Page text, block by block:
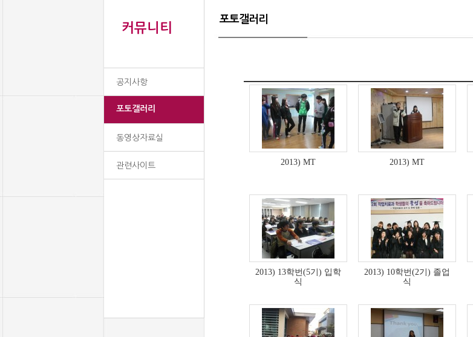
커뮤니티
공지사항
포토갤러리
동영상자료실
관련사이트
포토갤러리
2013) MT 2013) MT
2013) 13학번(5기) 입학
식
2013) 10학번(2기) 졸업
식